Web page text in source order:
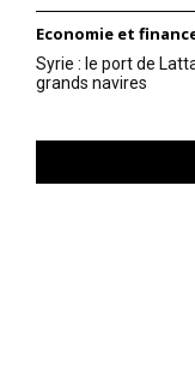
Economie et
Syrie : le port de
grands navires